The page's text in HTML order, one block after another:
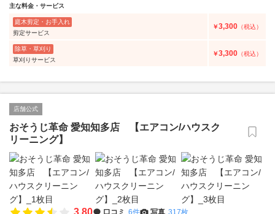
主な料金・サービス
庭木剪定・お手入れ
剪定サービス
￥3,300 （税込）
除草・草刈り
草刈りサービス
￥3,300 （税込）
店舗公式
おそうじ革命 愛知知多店 【エアコン/ハウスク
リーニング】
3.80 口コミ 6件 写真 317枚